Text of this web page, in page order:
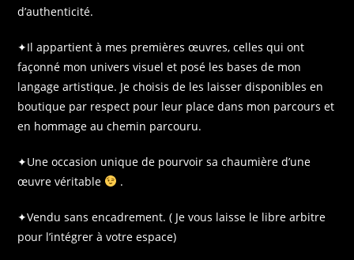
d’authenticité.
✦Il appartient à mes premières œuvres, celles qui ont
façonné mon univers visuel et posé les bases de mon
langage artistique. Je choisis de les laisser disponibles en
boutique par respect pour leur place dans mon parcours et
en hommage au chemin parcouru.
✦Une occasion unique de pourvoir sa chaumière d’une
œuvre véritable
.
✦Vendu sans encadrement. ( Je vous laisse le libre arbitre
pour l’intégrer à votre espace)